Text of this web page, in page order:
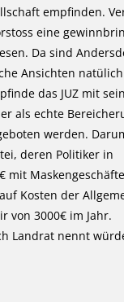
empfinden.
eine
Da sind
Ansichten
das JUZ mit
als echte
werden.
deren Politiker in
mit
Kosten der
von 3000€ im Jahr.
Landrat nennt